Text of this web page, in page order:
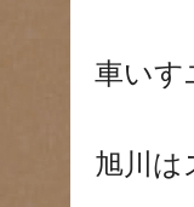
車いす
旭川は